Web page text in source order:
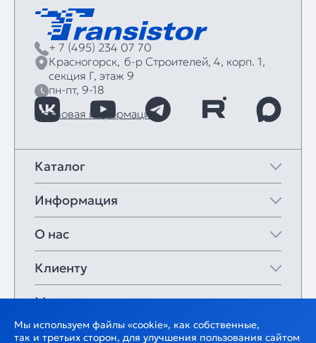
+ 7 (495) 234 07 70
Красногорск, б‑р Строителей, 4, корп. 1,
секция Г, этаж 9
пн-пт, 9-18
Правовая информация
Каталог
Информация
О нас
Клиенту
Мои закладки
Мы используем файлы «cookie», как собственные,
так и третьих сторон, для улучшения пользования сайтом